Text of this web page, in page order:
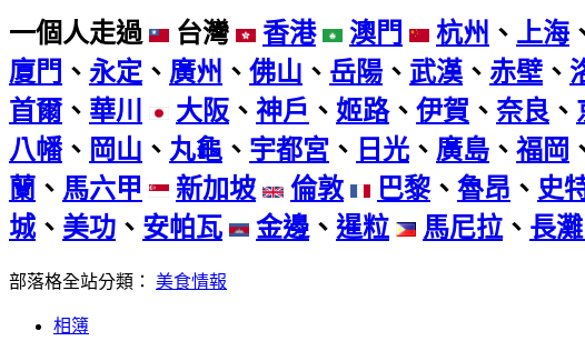
一個人走過 台灣 香港 澳門 杭州 、 上海
廈門 、 永定 、 廣州 、 佛山 、 岳陽 、 武漢 、 赤壁 、
首爾、 華川 大阪 、 神戶 、 姬路、 伊賀 、 奈良 、
八幡 、 岡山 、 丸龜 、 宇都宮 、 日光 、 廣島 、 福岡
蘭 、 馬六甲 新加坡 倫敦 巴黎、 魯昂 、 史
城、 美功 、 安帕瓦 金邊 、 暹粒 馬尼拉 、 長
部落格全站分類： 美食情報
相簿